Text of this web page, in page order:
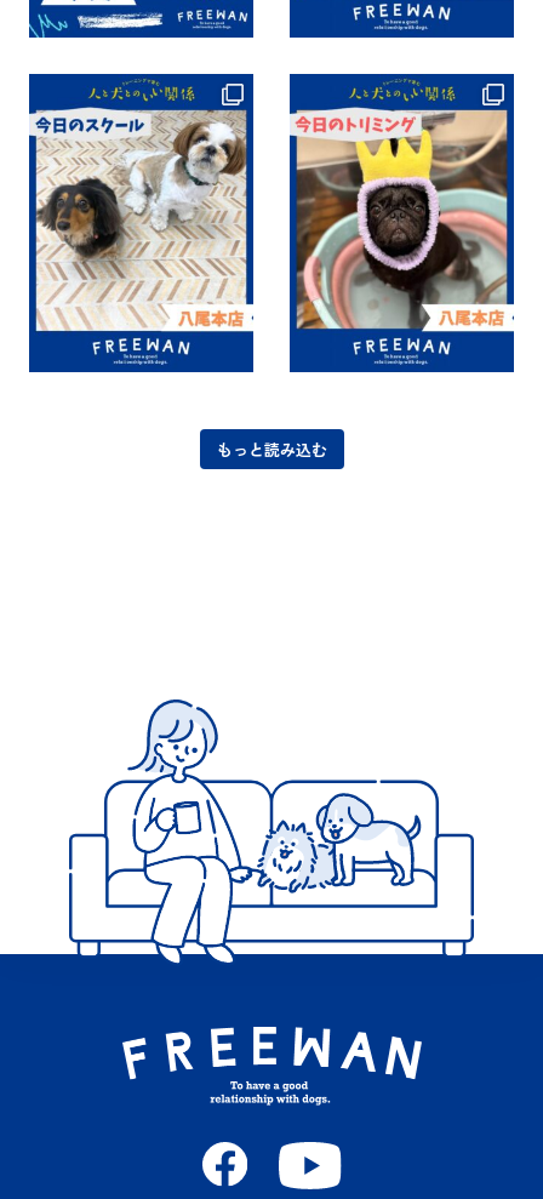
もっと読み込む